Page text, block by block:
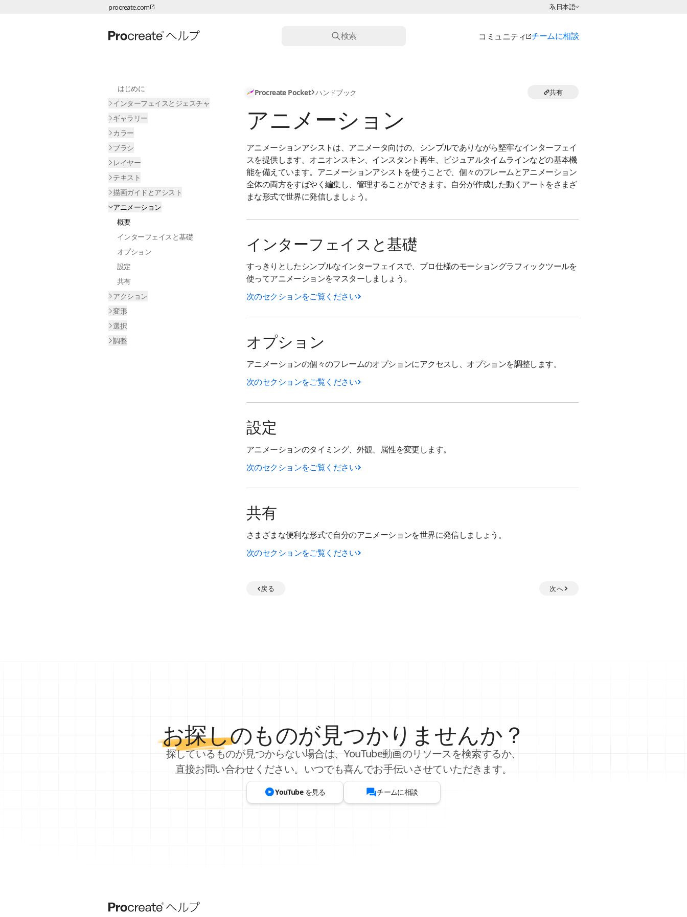
procreate.com 日本語
言語の選択:
検索 コミュニティ チームに相談
はじめに
インターフェイスとジェスチャ
ギャラリー
カラー
ブラシ
レイヤー
テキスト
描画ガイドとアシスト
アニメーション
概要
インターフェイスと基礎
オプション
設定
共有
アクション
変形
選択
調整
Procreate Pocket ハンドブック 共有
アニメーション
アニメーションアシストは、アニメータ向けの、シンプルでありながら堅牢なインターフェイ
スを提供します。オニオンスキン、インスタント再生、ビジュアルタイムラインなどの基本機
能を備えています。アニメーションアシストを使うことで、個々のフレームとアニメーション
全体の両方をすばやく編集し、管理することができます。自分が作成した動くアートをさまざ
まな形式で世界に発信しましょう。
インターフェイスと基礎
すっきりとしたシンプルなインターフェイスで、プロ仕様のモーショングラフィックツールを
使ってアニメーションをマスターしましょう。
次のセクションをご覧ください
オプション
アニメーションの個々のフレームのオプションにアクセスし、オプションを調整します。
次のセクションをご覧ください
設定
アニメーションのタイミング、外観、属性を変更します。
次のセクションをご覧ください
共有
さまざまな便利な形式で自分のアニメーションを世界に発信しましょう。
次のセクションをご覧ください
戻る 次へ
お探しのものが見つかりませんか？
探しているものが見つからない場合は、YouTube動画のリソースを検索するか、
直接お問い合わせください。いつでも喜んでお手伝いさせていただきます。
YouTube を見る チームに相談